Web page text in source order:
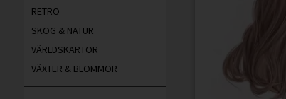
RETRO
SKOG & NATUR
VÄRLDSKARTOR
VÄXTER & BLOMMOR